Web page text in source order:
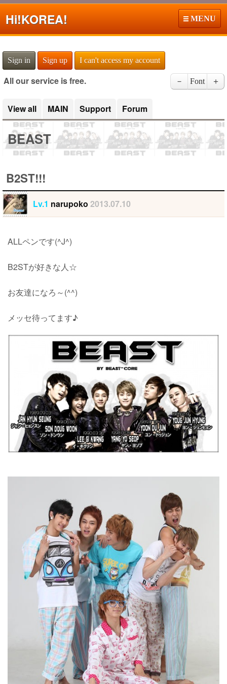
Hi!KOREA! MENU
Sign in Sign up I can't access my account
All our service is free. － Font ＋
View all MAIN Support Forum
BEAST
B2ST!!!
Lv.1 narupoko 2013.07.10
ALLペンです(^J^)
B2STが好きな人☆
お友達になろ～(^^)
メッセ待ってます♪